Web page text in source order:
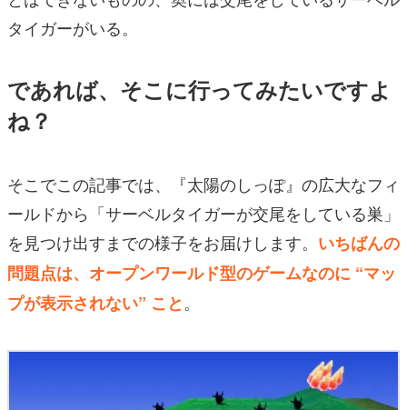
タイガーがいる。
であれば、そこに行ってみたいですよ
ね？
そこでこの記事では、『太陽のしっぽ』の広大なフィ
ールドから「サーベルタイガーが交尾をしている巣」
を見つけ出すまでの様子をお届けします。 いちばんの
問題点は、オープンワールド型のゲームなのに “マッ
プが表示されない” こと。